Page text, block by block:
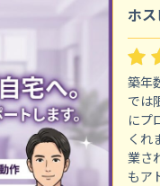
ホ
築年
では
にプ
くれ
業さ
もア